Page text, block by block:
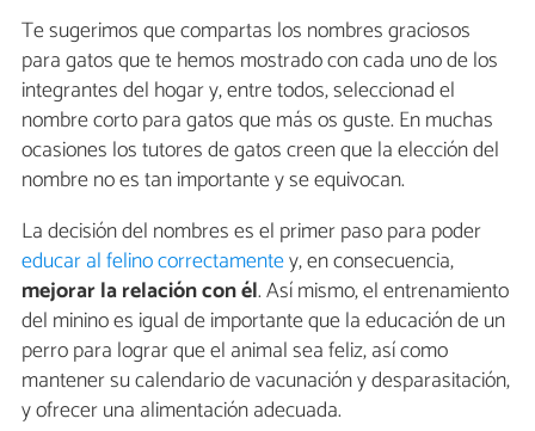
Te sugerimos que compartas los nombres graciosos
para gatos que te hemos mostrado con cada uno de los
integrantes del hogar y, entre todos, seleccionad el
nombre corto para gatos que más os guste. En muchas
ocasiones los tutores de gatos creen que la elección del
nombre no es tan importante y se equivocan.
La decisión del nombres es el primer paso para poder
educar al felino correctamentey, en consecuencia,
mejorar la relación con él. Así mismo, el entrenamiento
del minino es igual de importante que la educación de un
perro para lograr que el animal sea feliz, así como
mantener su calendario de vacunación y desparasitación,
y ofrecer una alimentación adecuada.